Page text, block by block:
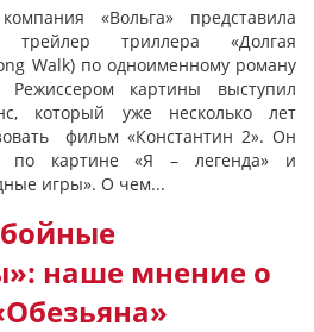
«Вольга» представила
трейлер триллера «Долгая
Walk) по одноименному роману
Режиссером картины выступил
который уже несколько лет
фильм «Константин 2». Он
по картине «Я – легенда» и
игры». О чем...
наше мнение о